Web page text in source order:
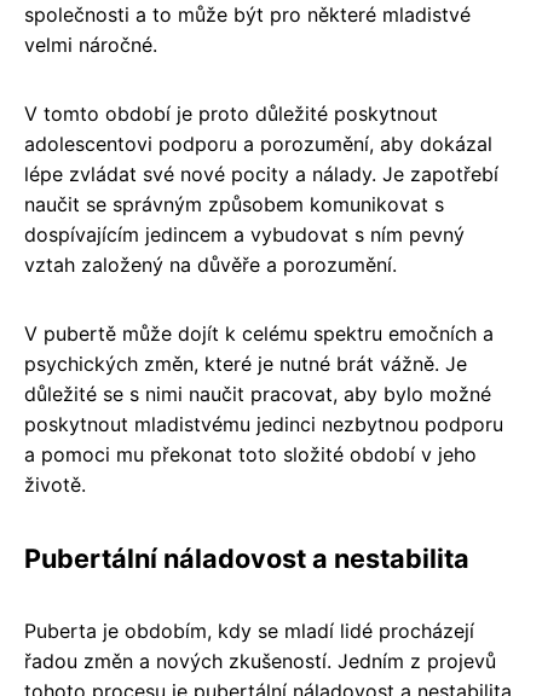
společnosti a to může být pro některé mladistvé
velmi náročné.
V tomto období je proto důležité poskytnout
adolescentovi podporu a porozumění, aby dokázal
lépe zvládat své nové pocity a nálady. Je zapotřebí
naučit se správným způsobem komunikovat s
dospívajícím jedincem a vybudovat s ním pevný
vztah založený na důvěře a porozumění.
V pubertě může dojít k celému spektru emočních a
psychických změn, které je nutné brát vážně. Je
důležité se s nimi naučit pracovat, aby bylo možné
poskytnout mladistvému jedinci nezbytnou podporu
a pomoci mu překonat toto složité období v jeho
životě.
Pubertální náladovost a nestabilita
Puberta je obdobím, kdy se mladí lidé procházejí
řadou změn a nových zkušeností. Jedním z projevů
tohoto procesu je pubertální náladovost a nestabilita.